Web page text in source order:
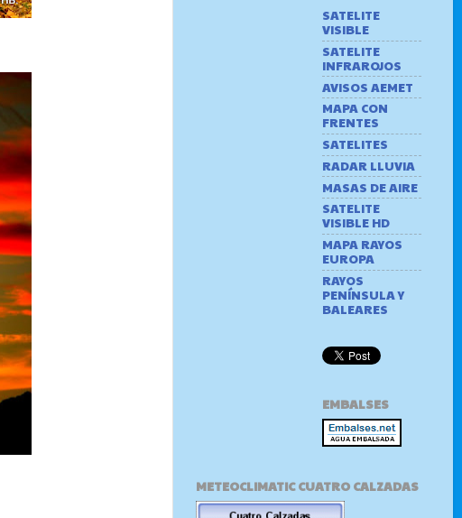
SATELITE
VISIBLE
SATELITE
INFRAROJOS
AVISOS AEMET
MAPA CON
FRENTES
SATELITES
RADAR LLUVIA
MASAS DE AIRE
SATELITE
VISIBLE HD
MAPA RAYOS
EUROPA
RAYOS
PENÍNSULA Y
BALEARES
EMBALSES
METEOCLIMATIC CUATRO CALZADAS